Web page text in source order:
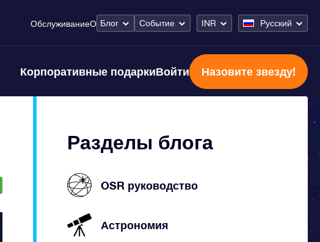
ОбслуживаниеО Блог Событие INR Русский
Корпоративные подаркиВойти Назовите звезду!
Разделы блога
OSR руководство
Астрономия